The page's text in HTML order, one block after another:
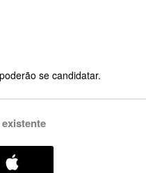
se candidatar.